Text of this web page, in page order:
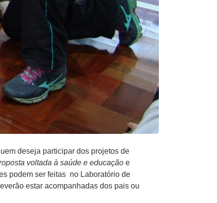
deseja participar dos projetos de
voltada à saúde e educação e
podem ser feitas no Laboratório de
estar acompanhadas dos pais ou